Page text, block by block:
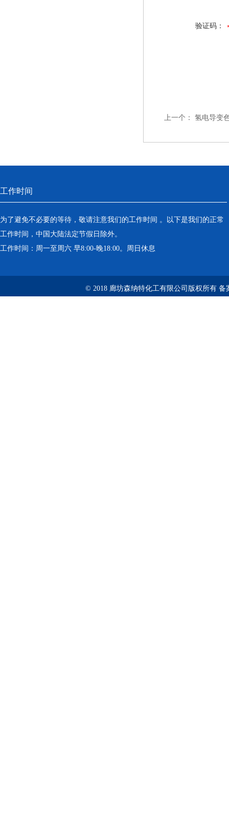
验证码：
上一个： 氢电导变
工作时间
为了避免不必要的等待，敬请注意我们的工作时间 。以下是我们的正常
工作时间，中国大陆法定节假日除外。
工作时间：周一至周六 早8:00-晚18:00。周日休息
© 2018 廊坊森纳特化工有限公司版权所有 备